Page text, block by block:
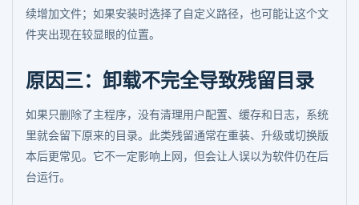
续增加文件；如果安装时选择了自定义路径，也可能让这个文
件夹出现在较显眼的位置。
原因三：卸载不完全导致残留目录
如果只删除了主程序，没有清理用户配置、缓存和日志，系统
里就会留下原来的目录。此类残留通常在重装、升级或切换版
本后更常见。它不一定影响上网，但会让人误以为软件仍在后
台运行。